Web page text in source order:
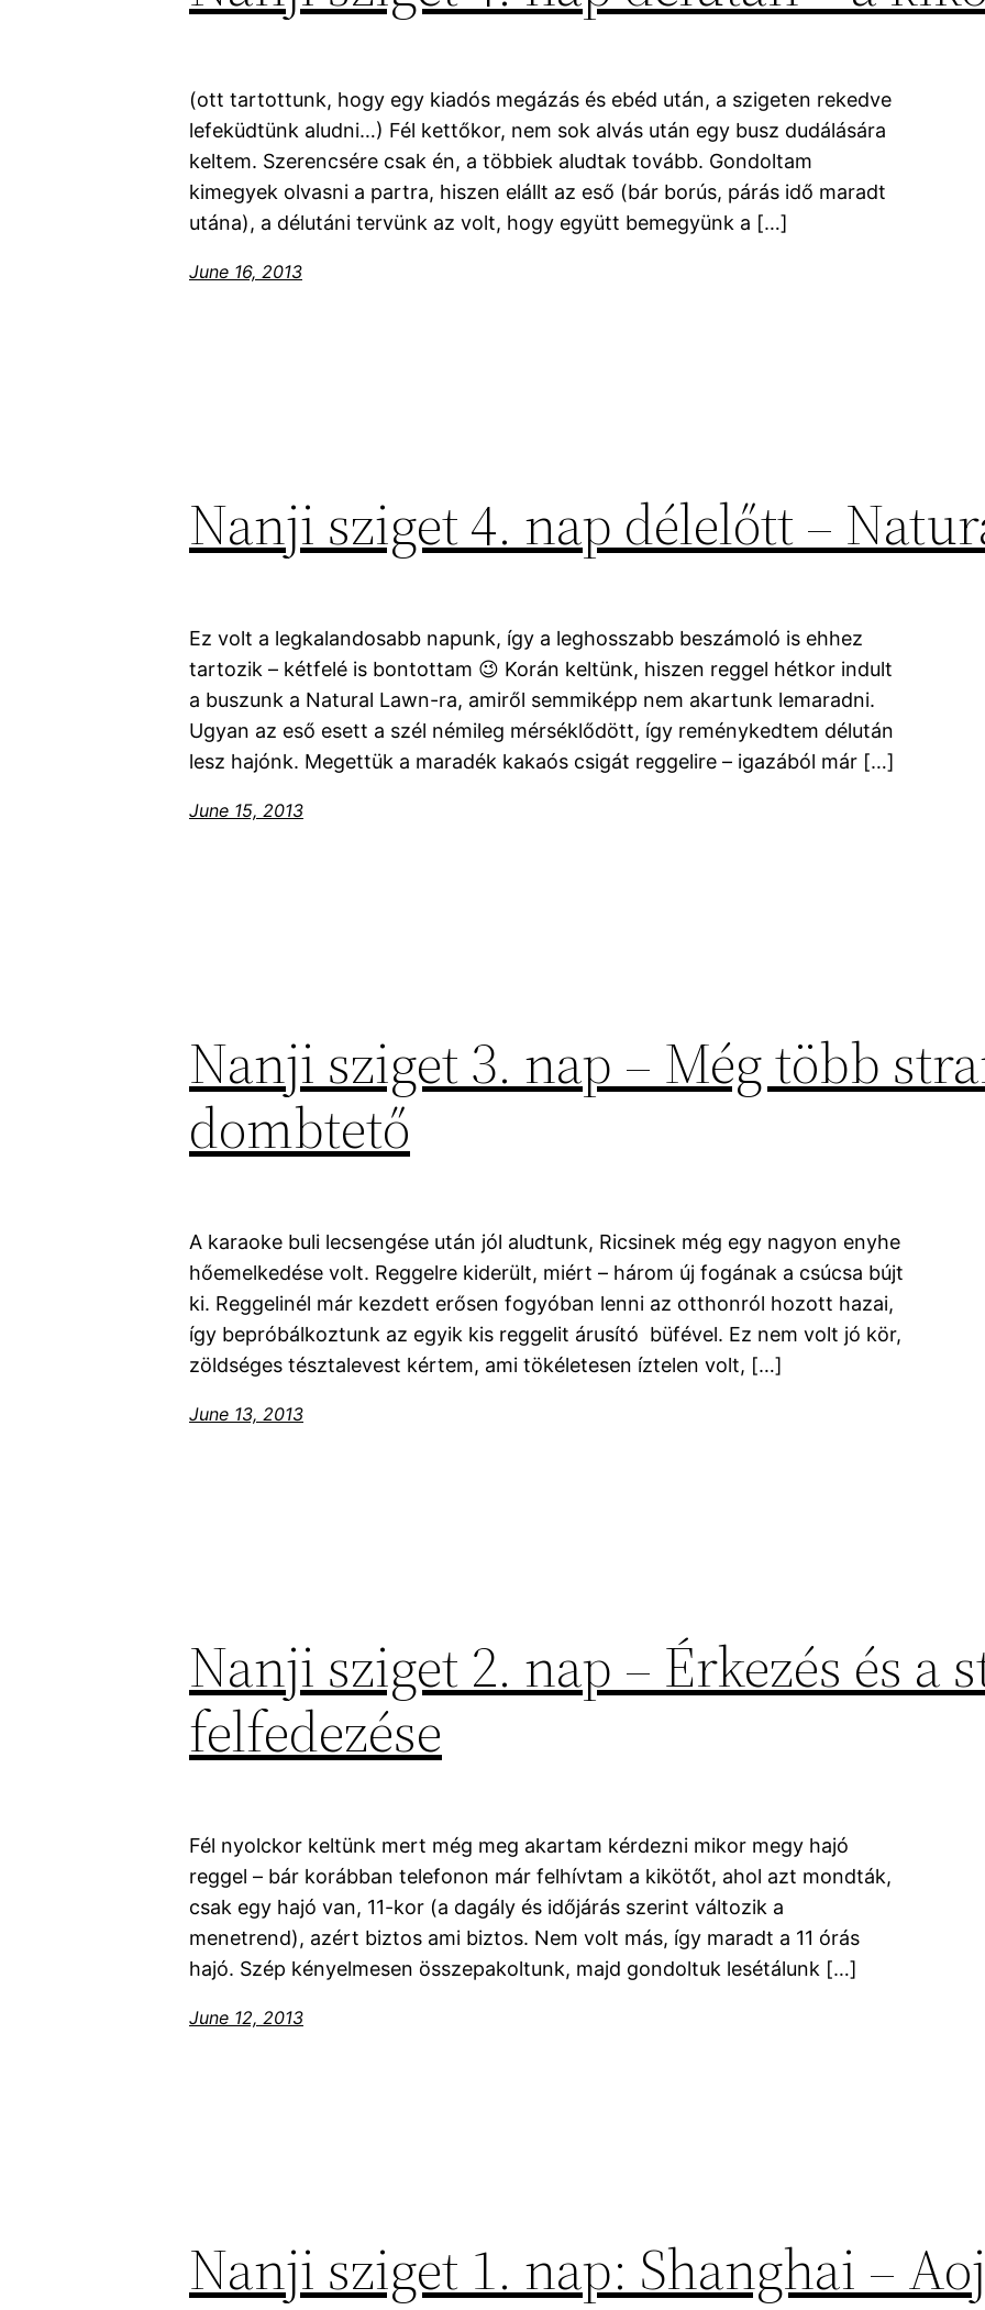
(ott tartottunk, hogy egy kiadós megázás és ebéd után, a szigeten rekedve
lefeküdtünk aludni…) Fél kettőkor, nem sok alvás után egy busz dudálására
keltem. Szerencsére csak én, a többiek aludtak tovább. Gondoltam
kimegyek olvasni a partra, hiszen elállt az eső (bár borús, párás idő maradt
utána), a délutáni tervünk az volt, hogy együtt bemegyünk a […]
June 16, 2013
Nanji sziget 4. nap délelőtt –
Ez volt a legkalandosabb napunk, így a leghosszabb beszámoló is ehhez
tartozik – kétfelé is bontottam 😉 Korán keltünk, hiszen reggel hétkor indult
a buszunk a Natural Lawn-ra, amiről semmiképp nem akartunk lemaradni.
Ugyan az eső esett a szél némileg mérséklődött, így reménykedtem délután
lesz hajónk. Megettük a maradék kakaós csigát reggelire – igazából már […]
June 15, 2013
Nanji sziget 3. nap – Még több
dombtető
A karaoke buli lecsengése után jól aludtunk, Ricsinek még egy nagyon enyhe
hőemelkedése volt. Reggelre kiderült, miért – három új fogának a csúcsa bújt
ki. Reggelinél már kezdett erősen fogyóban lenni az otthonról hozott hazai,
így bepróbálkoztunk az egyik kis reggelit árusító büfével. Ez nem volt jó kör,
zöldséges tésztalevest kértem, ami tökéletesen íztelen volt, […]
June 13, 2013
Nanji sziget 2. nap – Érkezés és a
felfedezése
Fél nyolckor keltünk mert még meg akartam kérdezni mikor megy hajó
reggel – bár korábban telefonon már felhívtam a kikötőt, ahol azt mondták,
csak egy hajó van, 11-kor (a dagály és időjárás szerint változik a
menetrend), azért biztos ami biztos. Nem volt más, így maradt a 11 órás
hajó. Szép kényelmesen összepakoltunk, majd gondoltuk lesétálunk […]
June 12, 2013
Nanji sziget 1. nap: Shanghai –